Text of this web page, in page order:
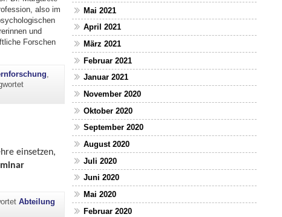
also im
und
Forschen
und Praxis durch Forschung verbinden …"
,
einsetzen,
Abteilung
Mai 2021
April 2021
März 2021
Februar 2021
Januar 2021
November 2020
Oktober 2020
September 2020
August 2020
Juli 2020
Juni 2020
Mai 2020
Februar 2020